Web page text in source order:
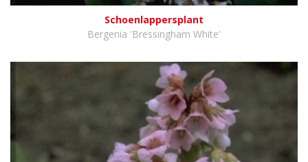
Schoenlappersplant
Bergenia 'Bressingham White'